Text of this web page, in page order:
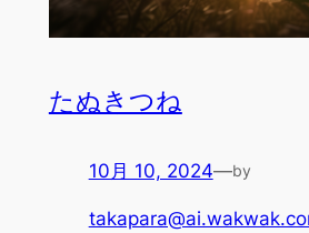
たぬきつね
10月 10, 2024—by